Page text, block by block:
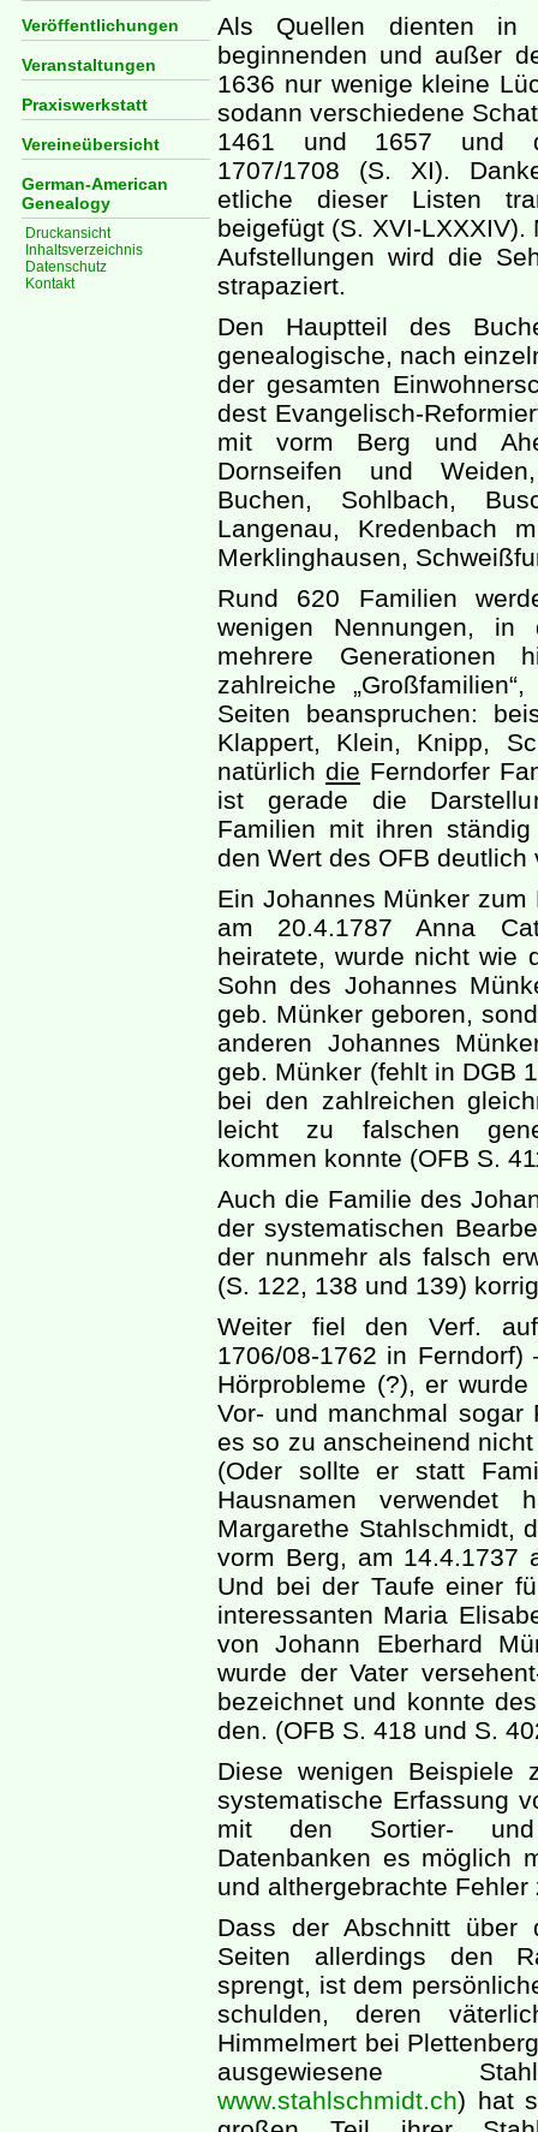
Veröffentlichungen
Veranstaltungen
Praxiswerkstatt
Vereineübersicht
German-American
Genealogy
Druckansicht
Inhaltsverzeichnis
Datenschutz
Kontakt
Als Quellen dienten in
beginnenden und außer
1636 nur wenige kleine
sodann verschiedene
1461 und 1657 und
1707/1708 (S. XI).
etliche dieser Listen
beigefügt (S. XVI-
Aufstellungen wird die
strapaziert.
Den Hauptteil des
genealogische, nach
der gesamten
dest Evangelisch-
mit vorm Berg und
Dornseifen und
Buchen, Sohlbach,
Langenau, Kredenbach
Merklinghausen,
Rund 620 Familien
wenigen Nennungen,
mehrere
zahlreiche
Seiten beanspruchen:
Klappert, Klein, Knipp,
natürlich die Ferndorfer
ist gerade die
Familien mit ihren
den Wert des OFB deutlich
Ein Johannes Münker
am 20.4.1787 Anna
heiratete, wurde nicht wie
Sohn des Johannes
geb. Münker geboren,
anderen Johannes
geb. Münker (fehlt in DGB
bei den zahlreichen
leicht zu falschen
kommen konnte (OFB S.
Auch die Familie des
der systematischen
der nunmehr als falsch
(S. 122, 138 und 139)
Weiter fiel den Verf.
1706/08-1762 in
Hörprobleme (?), er
Vor- und manchmal sogar
es so zu anscheinend
(Oder sollte er statt
Hausnamen
Margarethe Stahlschmidt,
vorm Berg, am 14.4.1737
Und bei der Taufe einer
interessanten Maria
von Johann Eberhard
wurde der Vater
bezeichnet und konnte
den. (OFB S. 418 und S.
Diese wenigen Beispiele
systematische Erfassung
mit den Sortier- und
Datenbanken es möglich
und althergebrachte Fehler
Dass der Abschnitt über
Seiten allerdings den
sprengt, ist dem
schulden, deren
Himmelmert bei
ausgewiesene
www.stahlschmidt.ch) hat